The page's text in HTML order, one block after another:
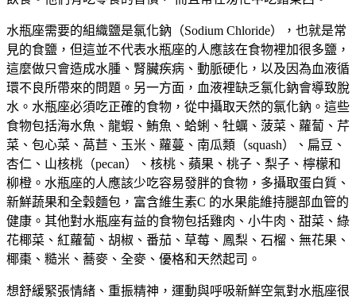
水瓶座需要的組織鹽是氯化鈉（Sodium Chloride），也就是常
見的食鹽，但這並不代表水瓶座的人應該在食物裡加很多鹽，
這麼做只會造成水腫、腎臟疾病、動脈硬化，以及因為血液循
環不良所帶來的問題。另一方面，血液裡缺乏氯化鈉會導致脫
水。水瓶座必須吃正確的食物，從中攝取天然的氯化鈉。這些
食物包括海水魚、龍蝦、鮪魚、蛤蜊、牡蠣、菠菜、蘿蔔、芹
菜、包心菜、萵苣、玉米、蘿蔓、南瓜類（squash）、扁豆、
杏仁、山核桃（pecan）、核桃、蘋果、桃子、梨子、檸檬和
柳橙。水瓶座的人應該少吃容易發胖的食物，多攝取蛋白質、
新鮮蔬果和全穀麵包，富含維生素C 的水果能維持腿部血管的
健康。其他對水瓶座有益的食物包括雞肉、小牛肉、甜菜、綠
花椰菜、紅蘿蔔、胡椒、番茄、草莓、鳳梨、石榴、無花果、
椰棗、糙米、蕎麥、全麥、優格和天然起司。
想舒緩緊張情緒、重振精神，運動與呼吸新鮮空氣對水瓶座很